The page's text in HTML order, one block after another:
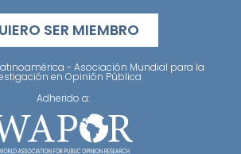
SER MIEMBRO
- Asociación Mundial para la
en Opinión Pública
Adherido a: